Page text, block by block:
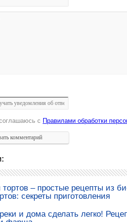
с Правилами обработки
– простые рецепты из
секреты приготовления
и дома сделать легко!